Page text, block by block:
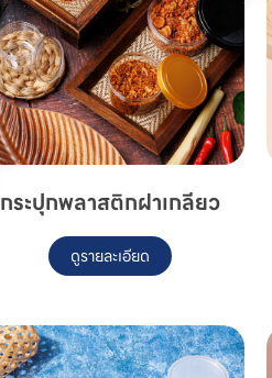
กระปุกพลาสติกฝาเกลียว
ดูรายละเอียด